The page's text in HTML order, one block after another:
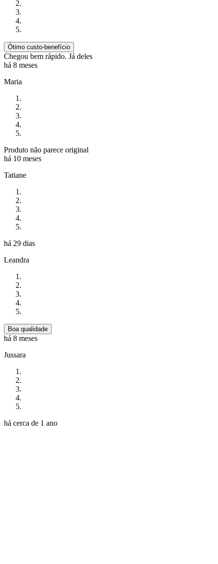
Ótimo custo-benefício
Chegou bem rápido. Já deles
há 8 meses
Maria
Produto não parece original
há 10 meses
Tatiane
há 29 dias
Leandra
Boa qualidade
há 8 meses
Jussara
há cerca de 1 ano